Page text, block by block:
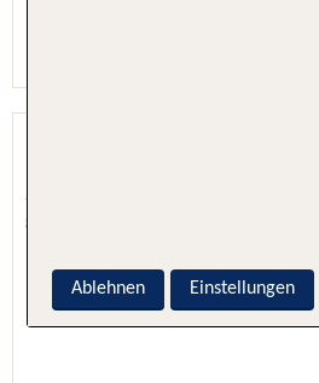
3.3 - 26 % Weiterempfehlung
Ablehnen Einstellungen